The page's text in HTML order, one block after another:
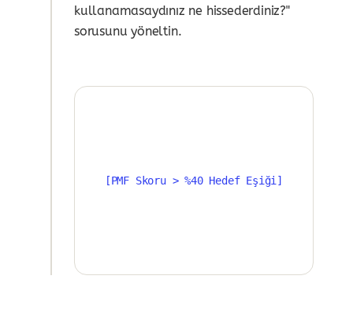
kullanamasaydınız ne hissederdiniz?"
sorusunu yöneltin.
[PMF Skoru > %40 Hedef Eşiği]